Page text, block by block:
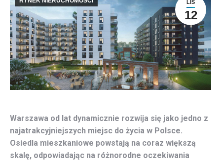
LIS
12
Warszawa od lat dynamicznie rozwija się jako jedno z
najatrakcyjniejszych miejsc do życia w Polsce.
Osiedla mieszkaniowe powstają na coraz większą
skalę, odpowiadając na różnorodne oczekiwania